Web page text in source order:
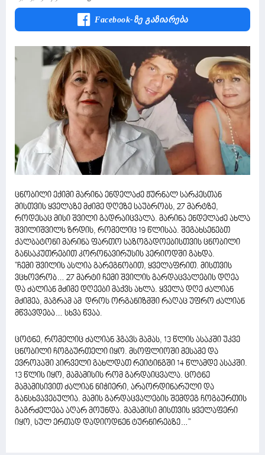
Facebook-Ზე Გაზიარება
ცნობილი ექიმი მარინა ენდელაძე ჟურნალ სარკესთან
მისთვის ყველაზე მძიმე დღეზე საუბრობს, 27 მარტზე,
როდესაც მისი შვილი გადრაიცვალა. მარინა ენდელაძე ახლა
შვილიშვილს ზრდის, რომელიც 19 წლისაა. შეგახსენებთ
ქალბატონი მარინა ფართო საზოგადოებისთვის ცნობილი
განსაკუთრებით კორონავირუსის პერიოდში გახდა.
"ჩემი შვილის ასლია გარეგნობით, ყველაფრით. მისთვის
ვცხოვრობ… 27 მარტი ჩემი შვილის გარდაცვალების დღეა
და ძალიან მძიმე დღეები მაქვს ახლა. ყველა დღე ძალიან
მძიმეა, მაგრამ ამ დროს ორგანიზმში რაღაც უფრო ძალიან
მწვავდება… სხვა წვაა.
ცოტნე, რომელიც ძალიან ჰგავს მამას, 13 წლის ასაკში უკვე
ცნობილი ჩოგბურთელი იყო. მსოფლიოში მესამე და
ევროპაში პირველი გახლდათ რეიტინგში 14 წლამდე ასაკში.
13 წლის იყო, მამამისის რომ გარდაიცვალა. ცოტნე
მამამისივით ძალიან ნიჭიერი, არაორდინარული და
განსხვავებულია. მამის გარდაცვალების შემდეგ ჩოგბურთის
გაგრძელება აღარ მოუნდა. მამამისი მისთვის ყველაფერი
იყო, სულ ერთად დადიოდნენ ტურნირებზე…"